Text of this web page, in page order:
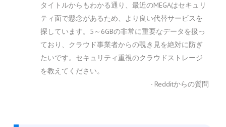
タイトルからもわかる通り、最近のMEGAはセキュリ
ティ面で懸念があるため、より良い代替サービスを
探しています。5～6GBの非常に重要なデータを扱っ
ており、クラウド事業者からの覗き見を絶対に防ぎ
たいです。セキュリティ重視のクラウドストレージ
を教えてください。
- Redditからの質問